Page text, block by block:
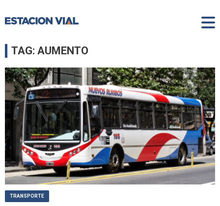
TAG: AUMENTO
TRANSPORTE